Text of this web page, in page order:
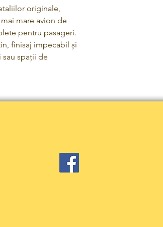
originale,
mare avion de
pentru pasageri.
finisaj impecabil și
spații de